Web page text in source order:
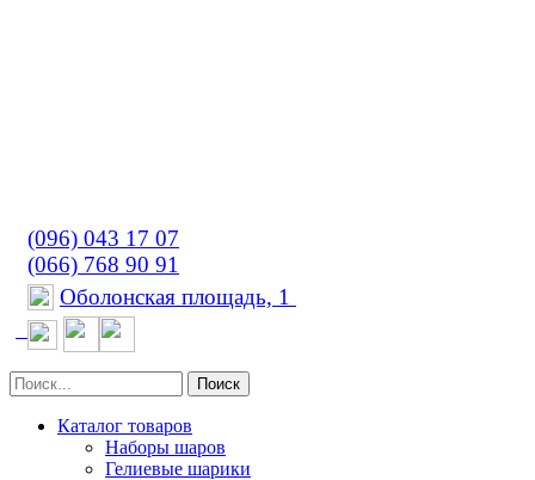
(096) 043 17 07
(066) 768 90 91
Оболонская площадь, 1
Поиск
Каталог товаров
Наборы шаров
Гелиевые шарики